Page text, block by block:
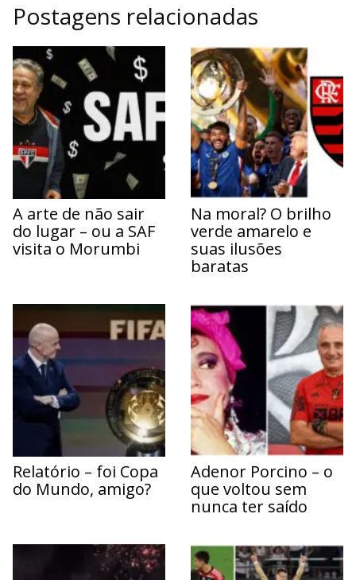
Postagens relacionadas
A arte de não sair
do lugar – ou a SAF
visita o Morumbi
Na moral? O brilho
verde amarelo e
suas ilusões
baratas
Relatório – foi Copa
do Mundo, amigo?
Adenor Porcino – o
que voltou sem
nunca ter saído